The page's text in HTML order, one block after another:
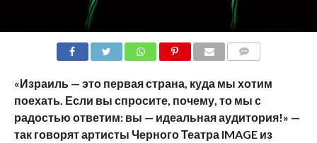
«Израиль — это первая страна, куда мы хотим
поехать. Если вы спросите, почему, то мы с
радостью ответим: вы — идеальная аудитория!» —
так говорят артисты Черного Театра IMAGEиз